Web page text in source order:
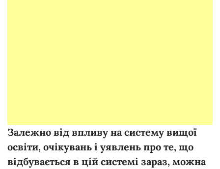
Залежно від впливу на систему вищої
освіти, очікувань і уявлень про те, що
відбувається в цій системі зараз, можна